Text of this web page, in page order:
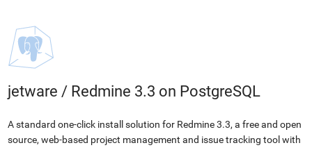
jetware / Redmine 3.3 on PostgreSQL
A standard one-click install solution for Redmine 3.3, a free and open
source, web-based project management and issue tracking tool with